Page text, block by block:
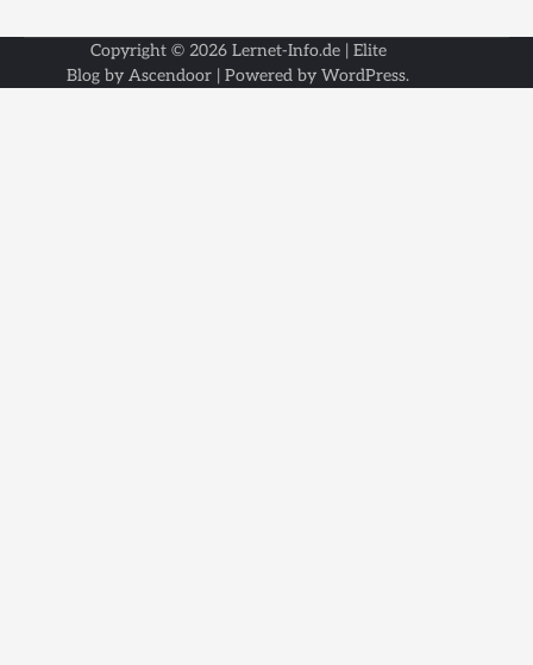
Copyright © 2026 Lernet-Info.de| Elite
Blog by Ascendoor | Powered by WordPress.